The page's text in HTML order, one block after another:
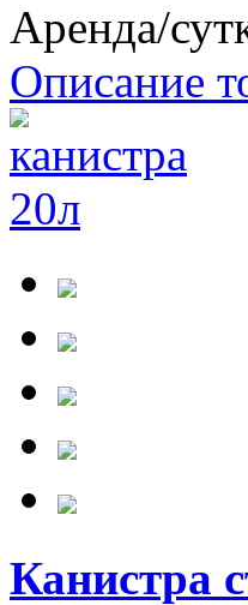
Аренда/
Описание
Канистра